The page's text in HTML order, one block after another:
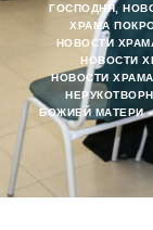
ГОСПОДНЯ,
ХРАМА
НОВОСТИ
НОВОСТИ
НОВОСТИ
БОЖИЕЙ МАТЕРИ